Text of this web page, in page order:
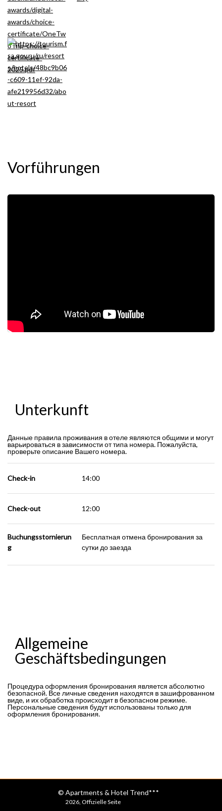
Vorführungen
Unterkunft
Данные правила проживания в отеле являются общими и могут
варьироваться в зависимости от типа номера. Пожалуйста,
проверьте описание Вашего номера.
Check-in 14:00
Check-out 12:00
Buchungsstornierun
g
Бесплатная отмена бронирования за
сутки до заезда
Allgemeine
Geschäftsbedingungen
Процедура оформления бронирования является абсолютно
безопасной. Все личные сведения находятся в зашифрованном
виде, и их обработка происходит в безопасном режиме.
Персональные сведения будут использованы только для
оформления бронирования.
© Apartments & Hotel Trend***
2026, Offizielle Seite